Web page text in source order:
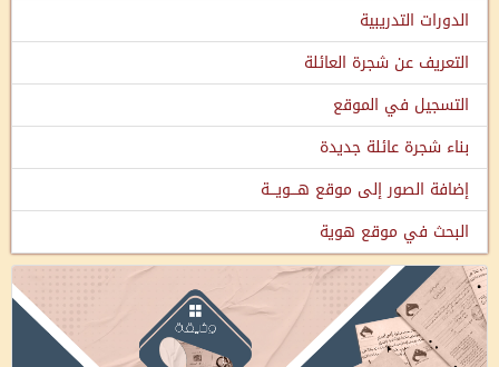
الدورات التدريبية
التعريف عن شجرة العائلة
التسجيل في الموقع
بناء شجرة عائلة جديدة
إضافة الصور إلى موقع هـــويـــة
البحث في موقع هوية